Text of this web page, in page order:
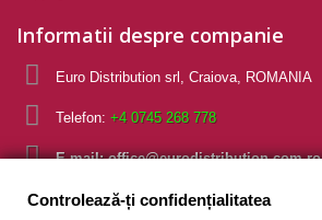
Informatii despre companie
Euro Distribution srl, Craiova, ROMANIA
Telefon: +4 0745 268 778
E-mail:office@eurodistribution.com.ro
Controlează-ți confidențialitatea